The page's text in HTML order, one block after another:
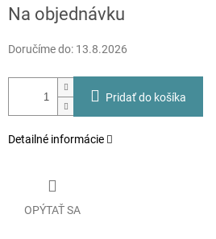
cena:
Na objednávku
Doručíme do: 13.8.2026
Pridať do košíka
Detailné informácie
OPÝTAŤ SA